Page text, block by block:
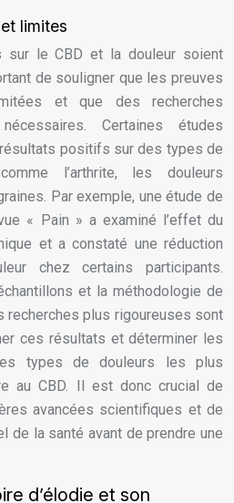
limites
sur le CBD et la douleur soient
de souligner que les preuves
et que des recherches
Certaines études
positifs sur des types de
l’arthrite, les douleurs
Par exemple, une étude de
« Pain » a examiné l’effet du
et a constaté une réduction
chez certains participants.
et la méthodologie de
recherches plus rigoureuses sont
ces résultats et déterminer les
types de douleurs les plus
au CBD. Il est donc crucial de
avancées scientifiques et de
de la santé avant de prendre une
d’élodie et son